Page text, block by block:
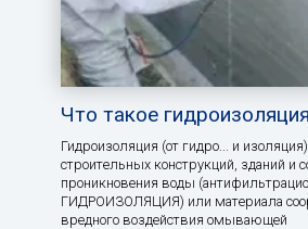
Что такое
Гидроизоляция (от гидро... и
строительных конструкций, зданий и
проникновения воды
ГИДРОИЗОЛЯЦИЯ) или материала
вредного воздействия омывающей